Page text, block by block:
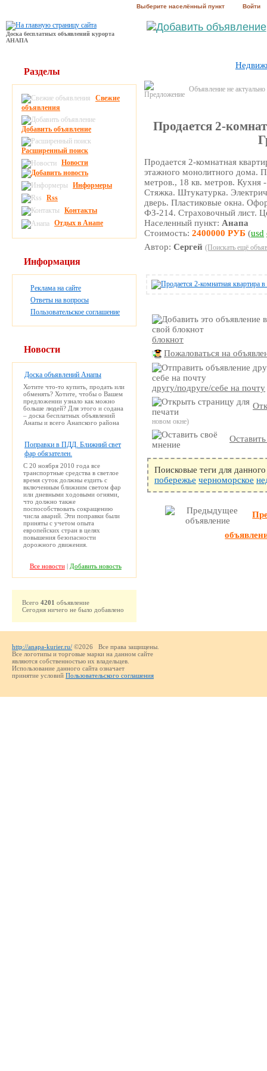
Выберите населённый пункт Войти
Доска бесплатных объявлений курорта
АНАПА
Объявление не
Продается 2-
Продается 2-комнатная
этажного монолитного дома.
метров., 18 кв. метров. Кухня
Стяжка. Штукатурка.
дверь. Пластиковые окна.
ФЗ-214. Страховочный лист.
Населенный пункт: Анапа
Стоимость:2400000 РУБ (usd
Автор:Сергей (Поискать ещё
блокнот
Пожаловаться на
другу/подруге/себе на почту
новом окне)
Поисковые теги для
побережье черноморское
Разделы
Свежие
объявления
Добавить объявление
Расширенный поиск
Новости
Информеры
Rss
Контакты
Отдых в Анапе
Информация
Реклама на сайте
Ответы на вопросы
Пользовательское соглашение
Новости
Доска объявлений Анапы
Хотите что-то купить, продать или
обменять? Хотите, чтобы о Вашем
предложении узнало как можно
больше людей? Для этого и содана
– доска бесплатных объявлений
Анапы и всего Анапского района
Поправки в ПДД. Ближний свет
фар обязателен.
С 20 ноября 2010 года все
транспортные средства в светлое
время суток должны ездить с
включенным ближним светом фар
или дневными ходовыми огнями,
что должно также
поспособствовать сокращению
числа аварий. Эти поправки были
приняты с учетом опыта
европейских стран в целях
повышения безопасности
дорожного движения.
Все новости| Добавить новость
Всего 4201 объявление
Сегодня ничего не было добавлено
http://anapa-kurier.ru/ ©2026 Все права защищены.
Все логотипы и торговые марки на данном сайте
являются собственностью их владельцев.
Использование данного сайта означает
принятие условий Пользовательского соглашения